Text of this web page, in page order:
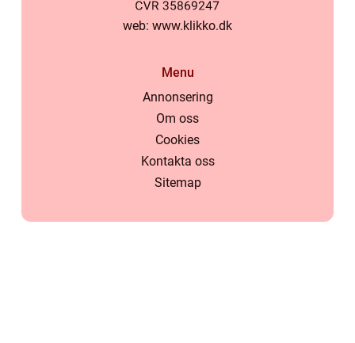
web: www.klikko.dk
Menu
Annonsering
Om oss
Cookies
Kontakta oss
Sitemap